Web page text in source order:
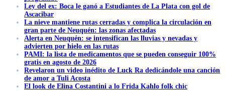
Ley del ex: Boca le ganó a Estudiantes de La Plata con gol de
Ascacibar
La nieve mantiene rutas cerradas y complica la circulación en
gran parte de Neuquén: las zonas afectadas
Alerta en Neuquén: se intensifican las lluvias y nevadas y
advierten por hielo en las rutas
PAMI: la lista de medicamentos que se pueden conseguir 100%
gratis en agosto de 2026
Revelaron un video inédito de Luck Ra dedicándole una canción
de amor a Tuli Acosta
El look de Elina Costantini a lo Frida Kahlo folk chic